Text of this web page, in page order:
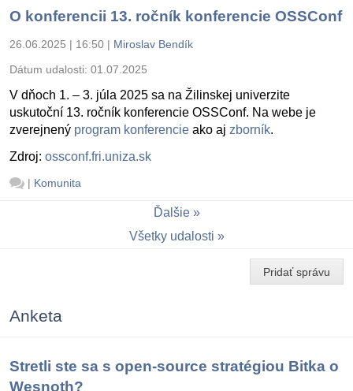
O konferencii 13. ročník konferencie OSSConf
26.06.2025 | 16:50 | Miroslav Bendík
Dátum udalosti: 01.07.2025
V dňoch 1. – 3. júla 2025 sa na Žilinskej univerzite
uskutoční 13. ročník konferencie OSSConf. Na webe je
zverejnený program konferencie ako aj zborník.
Zdroj: ossconf.fri.uniza.sk
| Komunita
Ďalšie
Všetky udalosti
Pridať správu
Anketa
Stretli ste sa s open-source stratégiou Bitka o
Wesnoth?